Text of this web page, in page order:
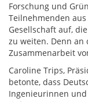
Forschung und
Teilnehmenden
Gesellschaft auf,
zu weiten. Denn an
Zusammenarbeit
Caroline Trips,
betonte, dass
Ingenieurinnen